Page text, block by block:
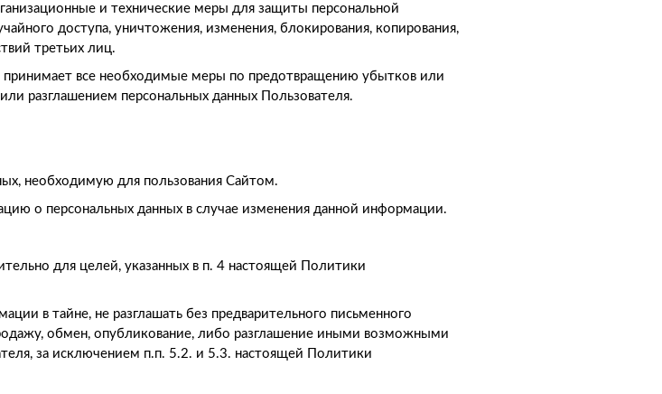
и технические меры для защиты персональной
доступа, уничтожения, изменения, блокирования, копирования,
третьих лиц.
принимает все необходимые меры по предотвращению убытков или
разглашением персональных данных Пользователя.
необходимую для пользования Сайтом.
о персональных данных в случае изменения данной информации.
для целей, указанных в п. 4 настоящей Политики
в тайне, не разглашать без предварительного письменного
обмен, опубликование, либо разглашение иными возможными
за исключением п.п. 5.2. и 5.3. настоящей Политики